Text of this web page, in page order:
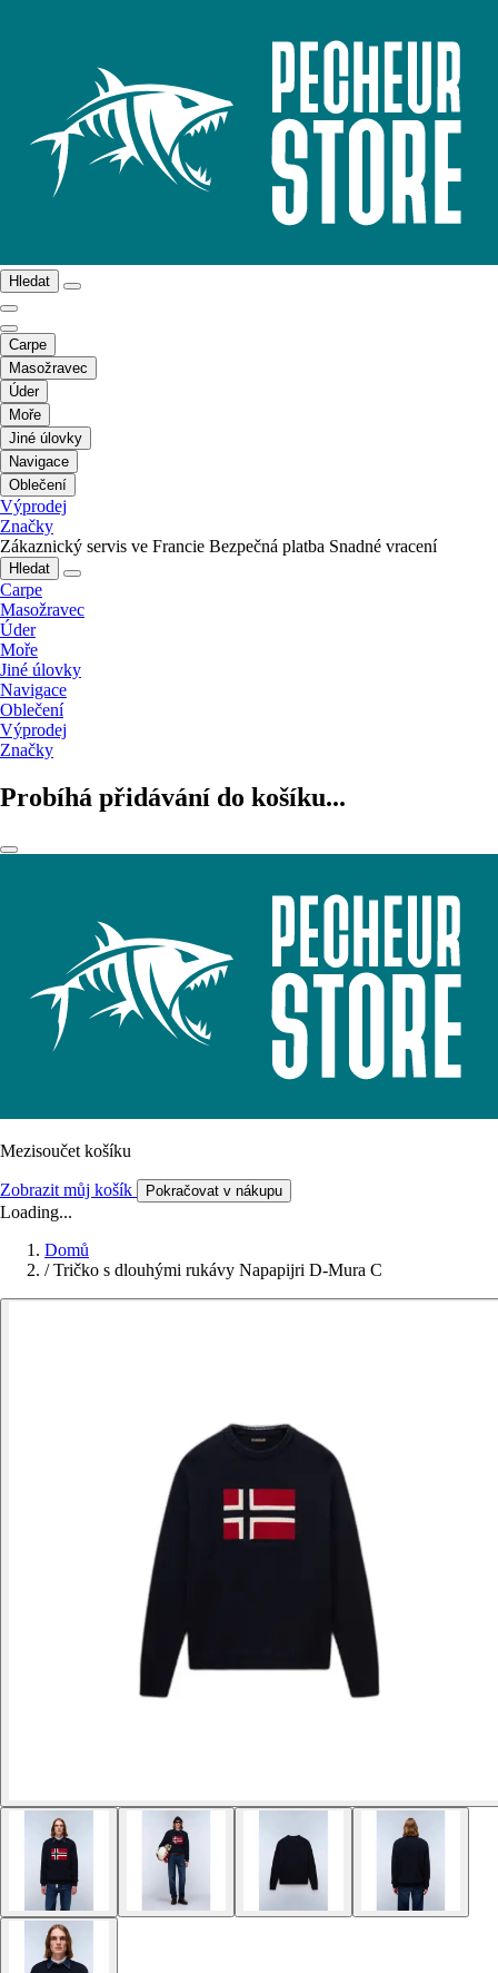
Hledat
Carpe
Masožravec
Úder
Moře
Jiné úlovky
Navigace
Oblečení
Výprodej
Značky
Zákaznický servis ve Francie Bezpečná platba Snadné vracení
Hledat
Carpe
Masožravec
Úder
Moře
Jiné úlovky
Navigace
Oblečení
Výprodej
Značky
Probíhá přidávání do košíku...
Mezisoučet košíku
Zobrazit můj košík Pokračovat v nákupu
Loading...
Domů
/ Tričko s dlouhými rukávy Napapijri D-Mura C